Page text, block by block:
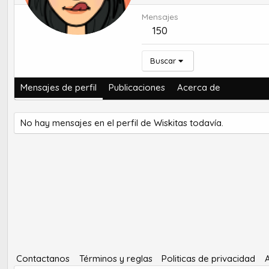
Mensajes
150
Buscar
Mensajes de perfil Publicaciones Acerca de
No hay mensajes en el perfil de Wiskitas todavía.
Contactanos Términos y reglas Politicas de privacidad